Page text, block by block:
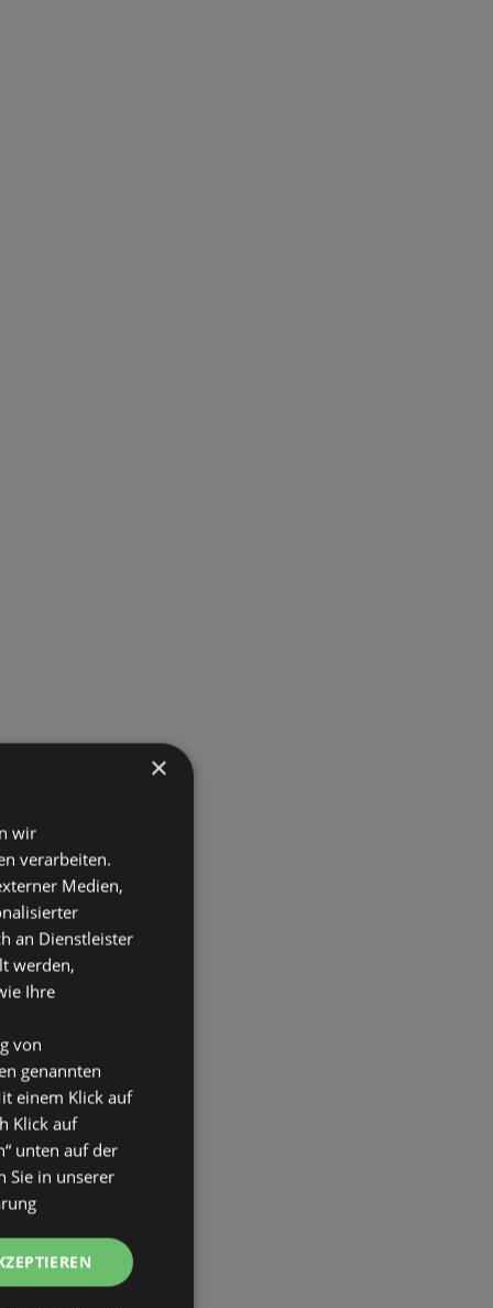
×
wir
verarbeiten.
Medien,
an Dienstleister
werden,
Ihre
von
genannten
einem Klick auf
Klick auf
unten auf der
Sie in unserer